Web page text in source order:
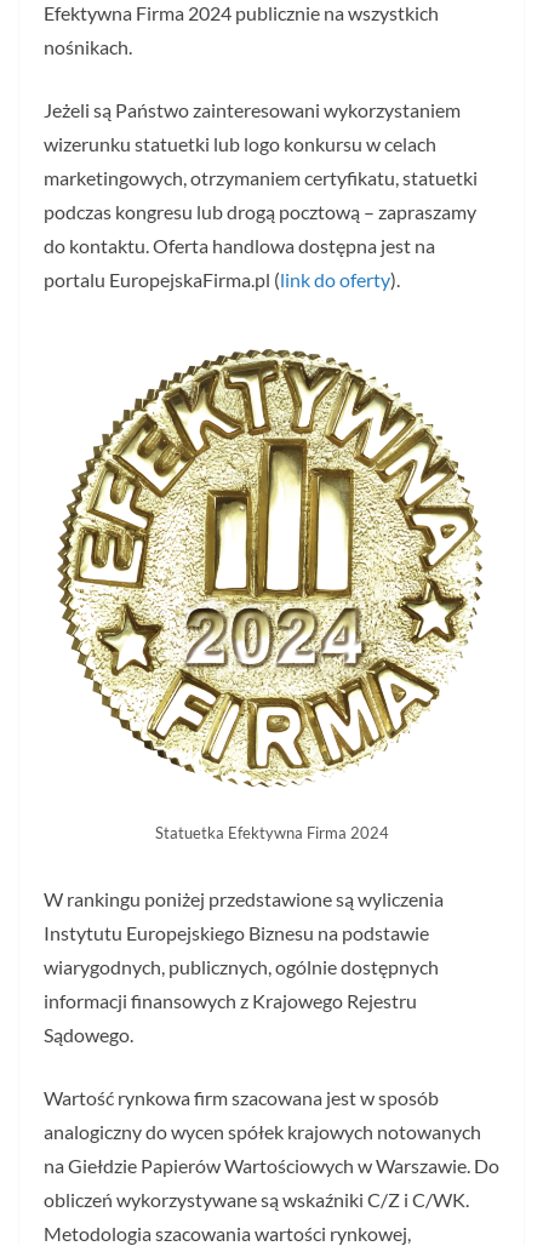
Efektywna Firma 2024 publicznie na wszystkich
nośnikach.
Jeżeli są Państwo zainteresowani wykorzystaniem
wizerunku statuetki lub logo konkursu w celach
marketingowych, otrzymaniem certyfikatu, statuetki
podczas kongresu lub drogą pocztową – zapraszamy
do kontaktu. Oferta handlowa dostępna jest na
portalu EuropejskaFirma.pl (link do oferty).
Statuetka Efektywna Firma 2024
W rankingu poniżej przedstawione są wyliczenia
Instytutu Europejskiego Biznesu na podstawie
wiarygodnych, publicznych, ogólnie dostępnych
informacji finansowych z Krajowego Rejestru
Sądowego.
Wartość rynkowa firm szacowana jest w sposób
analogiczny do wycen spółek krajowych notowanych
na Giełdzie Papierów Wartościowych w Warszawie. Do
obliczeń wykorzystywane są wskaźniki C/Z i C/WK.
Metodologia szacowania wartości rynkowej,